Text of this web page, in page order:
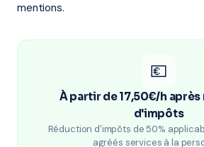
mentions.
💶
À partir de 17,50€/h
d'impôts
Réduction d'impôts de 50%
agréés services à la